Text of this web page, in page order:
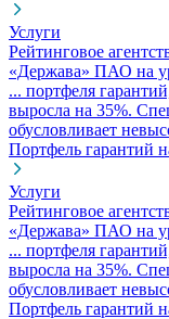
Услуги
Рейтинговое
«Держава» ПАО на
... портфеля
выросла на 35%.
обусловливает
Портфель гарантий
Услуги
Рейтинговое
«Держава» ПАО на
... портфеля
выросла на 35%.
обусловливает
Портфель гарантий